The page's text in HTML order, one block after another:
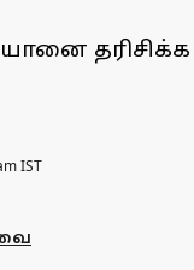
IST